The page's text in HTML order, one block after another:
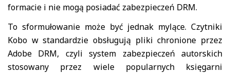
formacie i nie mogą posiadać zabezpieczeń DRM.
To sformułowanie może być jednak mylące. Czytniki
Kobo w standardzie obsługują pliki chronione przez
Adobe DRM, czyli system zabezpieczeń autorskich
stosowany przez wiele popularnych księgarni